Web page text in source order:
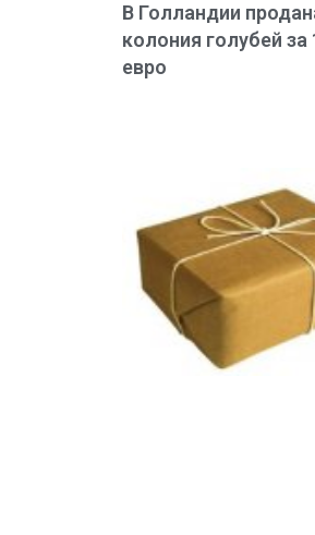
В Голландии
колония голубей за
евро